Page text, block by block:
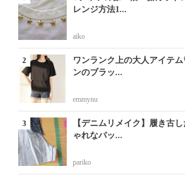
レンジ方法1...
aiko
ワンランク上の大人アイテ
ンのブラッ...
emmynu
【デニムリメイク】履き古
ゃれなバッ...
pariko